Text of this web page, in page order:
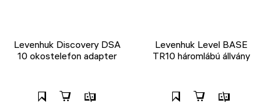
Levenhuk Discovery DSA
10 okostelefon adapter
Levenhuk Level BASE
TR10 háromlábú állvány